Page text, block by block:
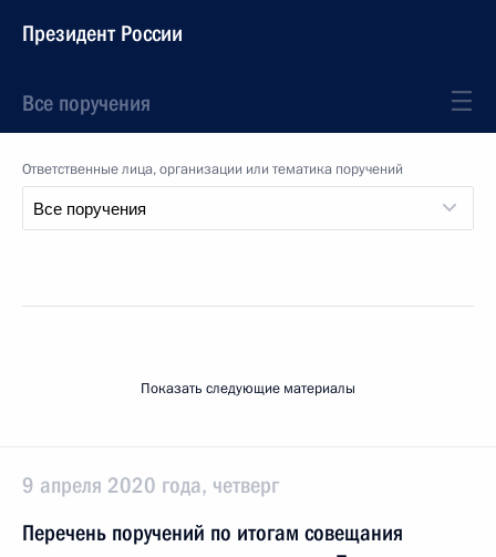
Президент России
Все поручения
Ответственные лица, организации или тематика поручений
Показать следующие материалы
9 апреля 2020 года, четверг
Перечень поручений по итогам совещания